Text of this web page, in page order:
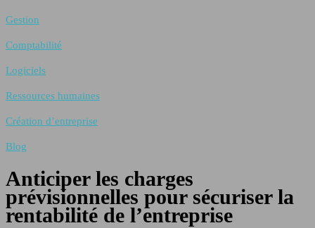
Gestion
Comptabilité
Logiciels
Ressources humaines
Création d’entreprise
Blog
Anticiper les charges
prévisionnelles pour sécuriser la
rentabilité de l’entreprise